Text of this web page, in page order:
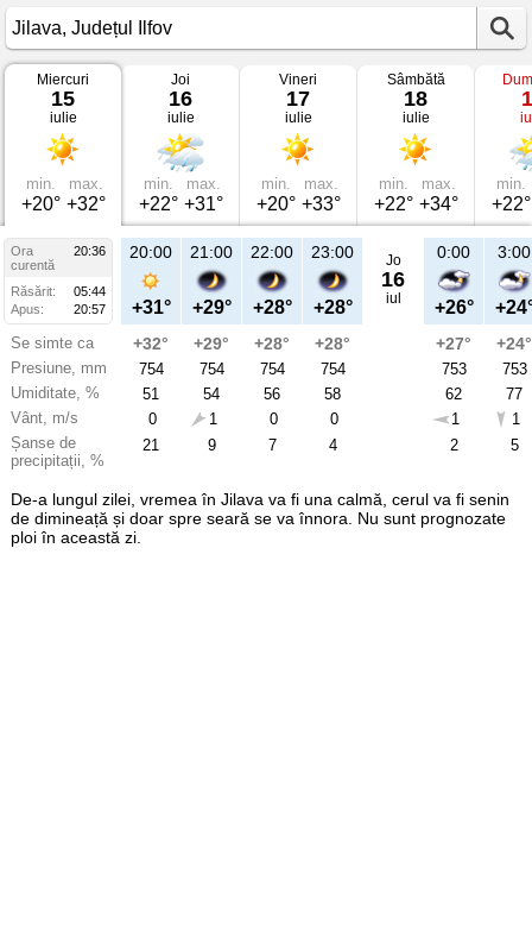
Vremea
Jilava
2026
Județul
Ilfov
Miercuri
15
iulie
min.
+20°
max.
+32°
Joi
16
iulie
min.
+22°
max.
+31°
Vineri
17
iulie
min.
+20°
max.
+33°
Sâmbătă
18
iulie
min.
+22°
max.
+34°
min.
+22°
Ora
20:36
curentă
Răsărit:
05:44
Apus:
20:57
Se simte ca
Presiune, mm
Umiditate, %
Vânt, m/s
Șanse de
precipitații, %
20:00
+31°
+32°
754
51
0
21
21:00
+29°
+29°
754
54
1
9
22:00
+28°
+28°
754
56
0
7
23:00
+28°
+28°
754
58
0
4
Jo
16
iul
0:00
+26°
+27°
753
62
1
2
3:00
+24°
753
77
1
5
De-a lungul zilei, vremea în Jilava va fi una calmă, cerul va fi senin
de dimineață și doar spre seară se va înnora. Nu sunt prognozate
ploi în această zi.